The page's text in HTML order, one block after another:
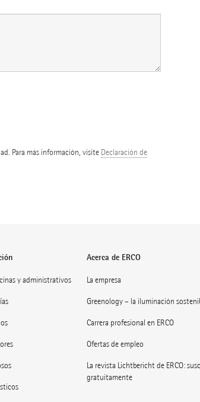
Para más información, visite Declaración de
y administrativos
Acerca de ERCO
La empresa
Greenology – la iluminación
Carrera profesional en ERCO
Ofertas de empleo
La revista Lichtbericht de ERCO:
gratuitamente